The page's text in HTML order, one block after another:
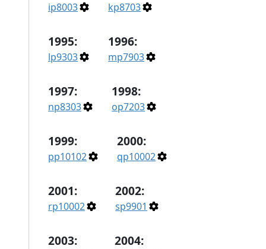
ip8003 kp8703
1995:
lp9303
1996:
mp7903
1997:
np8303
1998:
op7203
1999:
pp10102
2000:
qp10002
2001:
rp10002
2002:
sp9901
2003: 2004: